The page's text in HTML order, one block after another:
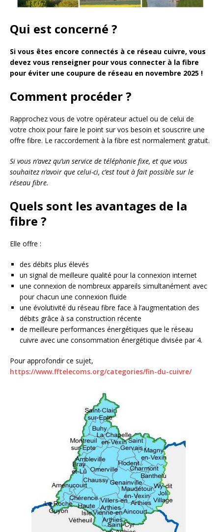
Qui est concerné ?
Si vous êtes encore connectés à ce réseau cuivre, vous
devez vous renseigner pour vous connecter à la fibre
pour éviter une coupure de réseau en novembre 2025 !
Comment procéder ?
Rapprochez vous de votre opérateur actuel ou de celui de
votre choix pour faire le point sur vos besoin et souscrire une
offre fibre. Le raccordement à la fibre est normalement gratuit.
Si vous n’avez qu’un service de téléphonie fixe, et que vous
souhaitez n’avoir que celui-ci, c’est tout à fait possible sur le
réseau fibre.
Quels sont les avantages de la
fibre ?
Elle offre :
des débits plus élevés
un signal de meilleure qualité pour la connexion internet
une connexion de nombreux appareils simultanément avec
pour chacun une connexion fluide
une évolutivité du réseau fibre face à l’augmentation des
débits grâce à sa construction récente
de meilleure performances énergétiques que le réseau
cuivre avec une consommation énergétique divisée par 4.
Pour approfondir ce sujet,
https://www.fftelecoms.org/categories/fin-du-cuivre/